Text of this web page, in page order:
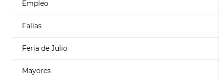
Empleo
Fallas
Feria de Julio
Mayores